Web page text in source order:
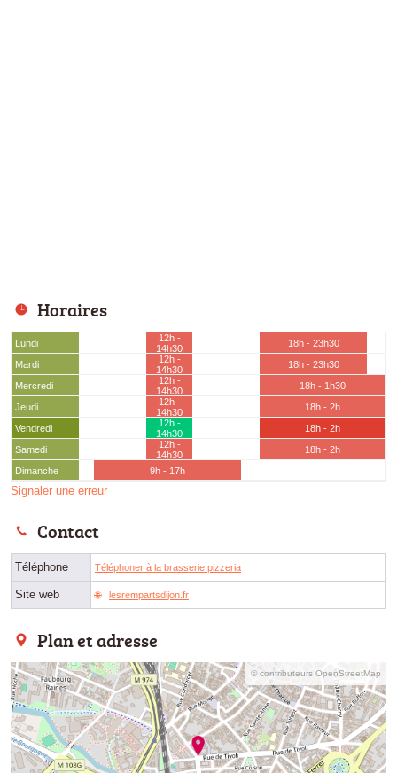
Horaires
Lundi
12h -
14h30
18h - 23h30
Mardi
12h -
14h30
18h - 23h30
Mercredi
12h -
14h30
18h - 1h30
Jeudi
12h -
14h30
18h - 2h
Vendredi
12h -
14h30
18h - 2h
Samedi
12h -
14h30
18h - 2h
Dimanche
9h - 17h
Signaler une erreur
Contact
Téléphone Téléphoner à la brasserie pizzeria
Site web lesrempartsdijon.fr
Plan et adresse
© contributeurs OpenStreetMap